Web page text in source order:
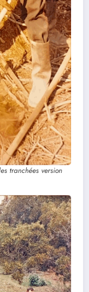
tranchées version